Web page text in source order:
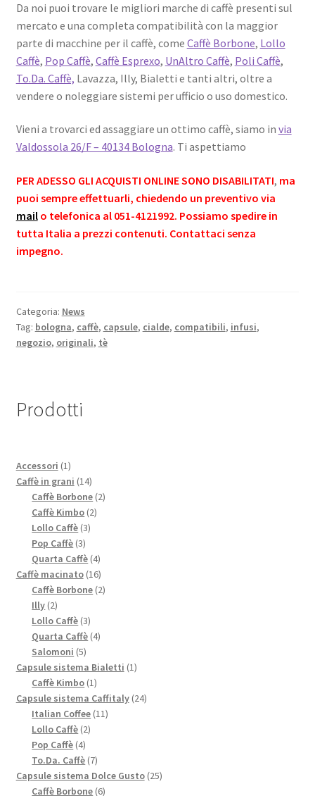
Da noi puoi trovare le migliori marche di caffè presenti sul
mercato e una completa compatibilità con la maggior
parte di macchine per il caffè, come Caffè Borbone, Lollo
Caffè, Pop Caffè, Caffè Esprexo, UnAltro Caffè, Poli Caffè,
To.Da. Caffè, Lavazza, Illy, Bialetti e tanti altri, oltre a
vendere o noleggiare sistemi per ufficio o uso domestico.
Vieni a trovarci ed assaggiare un ottimo caffè, siamo in via
Valdossola 26/F – 40134 Bologna. Ti aspettiamo
PER ADESSO GLI ACQUISTI ONLINE SONO DISABILITATI, ma
puoi sempre effettuarli, chiedendo un preventivo via
mail o telefonica al 051-4121992. Possiamo spedire in
tutta Italia a prezzi contenuti. Contattaci senza
impegno.
Categoria: News
Tag: bologna, caffè, capsule, cialde, compatibili, infusi,
negozio, originali, tè
Prodotti
Accessori 11
prodotto
Caffè in grani 1414
prodotti
Caffè Borbone 22
Caffè Kimbo 22
Lollo Caffè 33
Pop Caffè 33
prodotti
Quarta Caffè 44
prodotti
Caffè macinato 1616
prodotti
Caffè Borbone 22
Illy 22
prodotti
Lollo Caffè 33
prodotti
Quarta Caffè 44
Salomoni 55
prodotti
Capsule sistema Bialetti 11
Caffè Kimbo 11
prodotto
Capsule sistema Caffitaly 2424
Italian Coffee 1111
Lollo Caffè 22
Pop Caffè 44
prodotti
To.Da. Caffè 77
prodotti
Capsule sistema Dolce Gusto 2525
Caffè Borbone 66